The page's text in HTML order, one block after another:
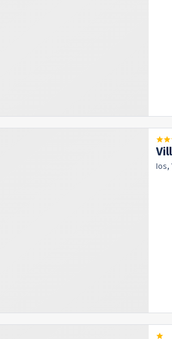
Ios,